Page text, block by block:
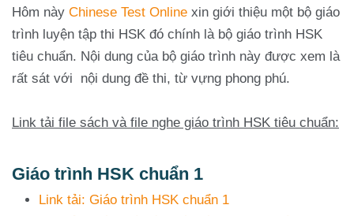
Hôm này Chinese Test Online xin giới thiệu một bộ giáo
trình luyện tập thi HSK đó chính là bộ giáo trình HSK
tiêu chuẩn. Nội dung của bộ giáo trình này được xem là
rất sát với nội dung đề thi, từ vựng phong phú.
Link tải file sách và file nghe giáo trình HSK tiêu chuẩn:
Giáo trình HSK chuẩn 1
Link tải: Giáo trình HSK chuẩn 1